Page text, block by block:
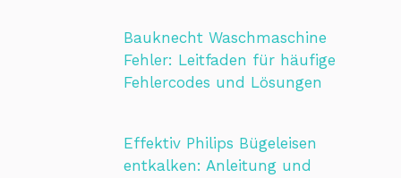
Bauknecht Waschmaschine
Fehler: Leitfaden für häufige
Fehlercodes und Lösungen
Effektiv Philips Bügeleisen
entkalken: Anleitung und